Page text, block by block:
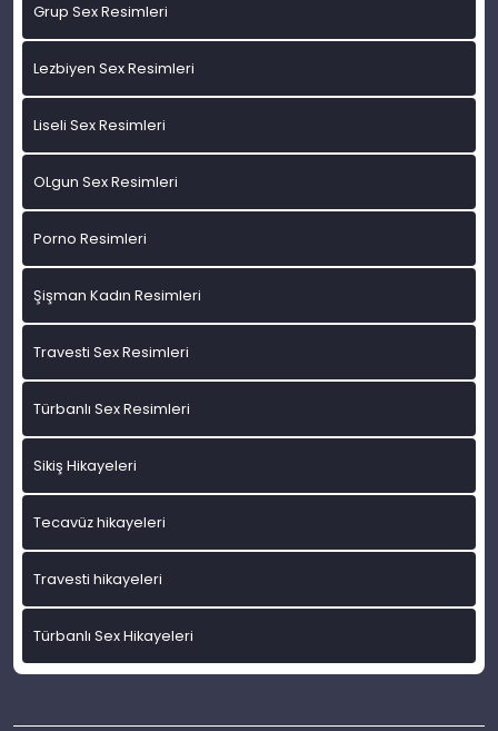
Grup Sex Resimleri
Lezbiyen Sex Resimleri
Liseli Sex Resimleri
OLgun Sex Resimleri
Porno Resimleri
Şişman Kadın Resimleri
Travesti Sex Resimleri
Türbanlı Sex Resimleri
Sikiş Hikayeleri
Tecavüz hikayeleri
Travesti hikayeleri
Türbanlı Sex Hikayeleri